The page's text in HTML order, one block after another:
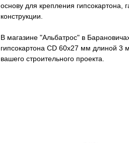
основу для крепления гипсокартона,
конструкции.
В магазине "Альбатрос" в
гипсокартона CD 60x27 мм длиной 3
вашего строительного проекта.